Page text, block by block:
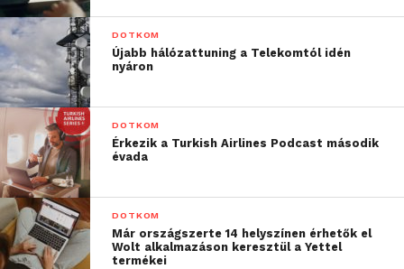
DOTKOM
Újabb hálózattuning a Telekomtól idén
nyáron
DOTKOM
Érkezik a Turkish Airlines Podcast második
évada
DOTKOM
Már országszerte 14 helyszínen érhetők el
Wolt alkalmazáson keresztül a Yettel
termékei